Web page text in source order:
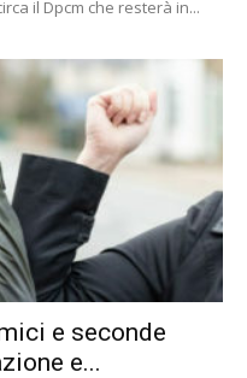
il Dpcm che resterà in...
e seconde
e...